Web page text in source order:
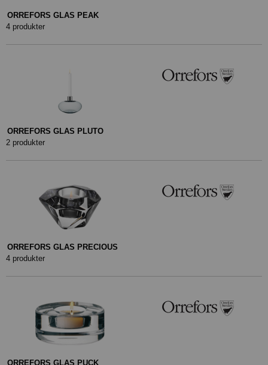
ORREFORS GLAS PEAK
4 produkter
ORREFORS GLAS PLUTO
2 produkter
ORREFORS GLAS PRECIOUS
4 produkter
ORREFORS GLAS PUCK